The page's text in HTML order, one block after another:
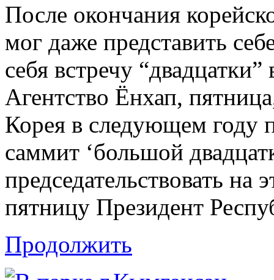
После окончания
мог даже представить
себя встречу
Агентство Ёнхап,
Корея в следующем году
саммит ‘большой
председательствовать
пятницу Президент
Продолжить